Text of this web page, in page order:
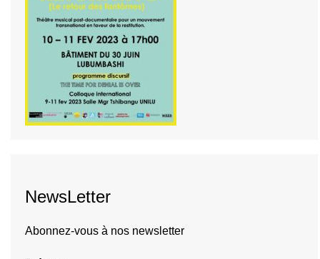
NewsLetter
Abonnez-vous à nos newsletter